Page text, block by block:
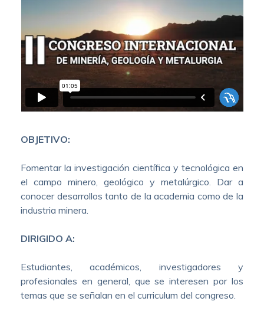
OBJETIVO:
Fomentar la investigación científica y tecnológica en
el campo minero, geológico y metalúrgico. Dar a
conocer desarrollos tanto de la academia como de la
industria minera.
DIRIGIDO A:
Estudiantes, académicos, investigadores y
profesionales en general, que se interesen por los
temas que se señalan en el curriculum del congreso.